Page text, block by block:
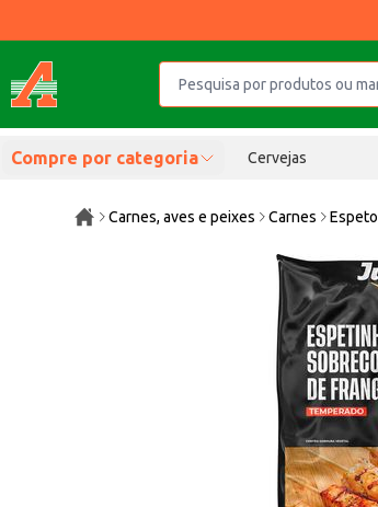
Compre por categoria Cervejas
Carnes, aves e peixes Carnes Espeto